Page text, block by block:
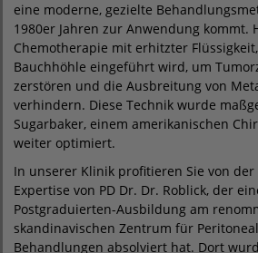
eine moderne, gezielte
1980er Jahren zur Anwendung kommt.
Chemotherapie mit erhitzter
Bauchhöhle eingeführt wird, um
zerstören und die Ausbreitung von
verhindern. Diese Technik wurde
Sugarbaker, einem amerikanischen
weiter optimiert.
In unserer Klinik profitieren Sie von
Expertise von PD Dr. Dr. Roblick, der
Postgraduierten-Ausbildung am
skandinavischen Zentrum für
Behandlungen absolviert hat. Dort